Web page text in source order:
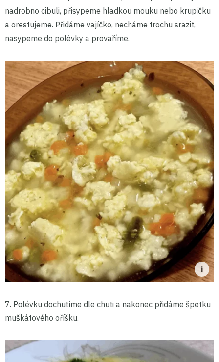
nadrobno cibuli, přisypeme hladkou mouku nebo krupičku
a orestujeme. Přidáme vajíčko, necháme trochu srazit,
nasypeme do polévky a provaříme.
7. Polévku dochutíme dle chuti a nakonec přidáme špetku
muškátového oříšku.